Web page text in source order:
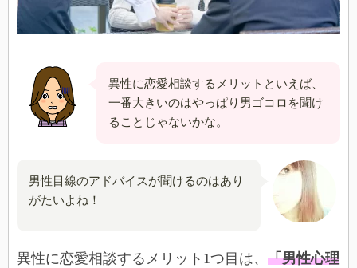
異性に恋愛相談するメリットといえば、
一番大きいのはやっぱり男ゴコロを聞け
ることじゃないかな。
男性目線のアドバイスが聞けるのはあり
がたいよね！
異性に恋愛相談するメリット1つ目は、 「男性心理